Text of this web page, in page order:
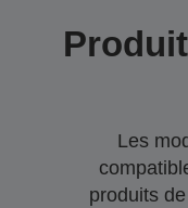
Les
produits